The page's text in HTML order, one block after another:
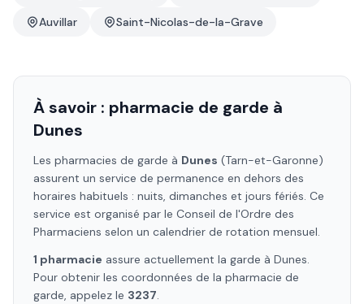
Auvillar
Saint-Nicolas-de-la-Grave
À savoir : pharmacie de garde à
Dunes
Les pharmacies de garde à Dunes (Tarn-et-Garonne)
assurent un service de permanence en dehors des
horaires habituels : nuits, dimanches et jours fériés. Ce
service est organisé par le Conseil de l'Ordre des
Pharmaciens selon un calendrier de rotation mensuel.
1 pharmacie assure actuellement la garde à Dunes.
Pour obtenir les coordonnées de la pharmacie de
garde, appelez le 3237.